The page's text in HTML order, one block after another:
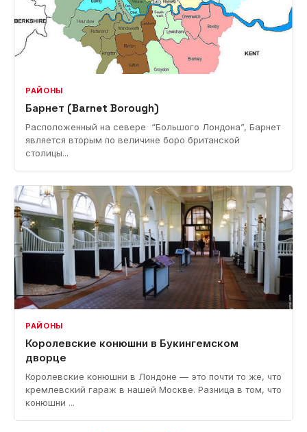
РАЙОНЫ
Барнет (Barnet Borough)
Расположенный на севере “Большого Лондона”, Барнет
является вторым по величине боро британской
столицы...
РАЙОНЫ
Королевские конюшни в Букингемском
дворце
Королевские конюшни в Лондоне — это почти то же, что
кремлевский гараж в нашей Москве. Разница в том, что
конюшни ...